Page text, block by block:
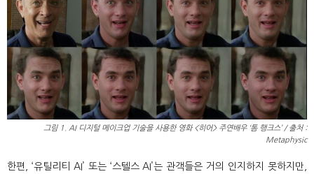
그림 1. AI 디지털 메이크업 기술을 사용한 영화 <히어> 주연배우 ‘톰 행크스’ / 출처 :
Metaphysic
한편, ‘유틸리티 AI’ 또는 ‘스텔스 AI’는 관객들은 거의 인지하지 못하지만,